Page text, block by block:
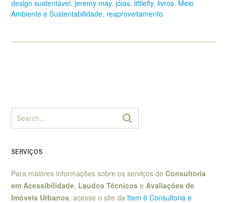
design sustentável, jeremy may, jóias, littlefly, livros, Meio
Ambiente e Sustentabilidade, reaproveitamento
SERVIÇOS
Para maiores informações sobre os serviços de Consultoria
em Acessibilidade, Laudos Técnicos e Avaliações de
Imóveis Urbanos, acesse o site da Item 6 Consultoria e